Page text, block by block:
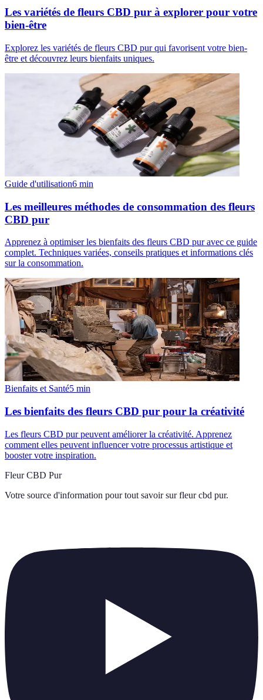
Les variétés de fleurs CBD pur à explorer pour votre
bien-être
Explorez les variétés de fleurs CBD pur qui favorisent votre bien-
être et découvrez leurs bienfaits uniques.
Guide d'utilisation6 min
Les meilleures méthodes de consommation des fleurs
CBD pur
Apprenez à optimiser les bienfaits des fleurs CBD pur avec ce guide
complet. Techniques variées, conseils pratiques et informations clés
sur la consommation.
Bienfaits et Santé5 min
Les bienfaits des fleurs CBD pur pour la créativité
Les fleurs CBD pur peuvent améliorer la créativité. Apprenez
comment elles peuvent influencer votre processus artistique et
booster votre inspiration.
Fleur CBD Pur
Votre source d'information pour tout savoir sur fleur cbd pur.